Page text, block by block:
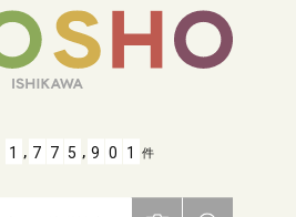
1 , 7 7 5 , 9 0 1 件